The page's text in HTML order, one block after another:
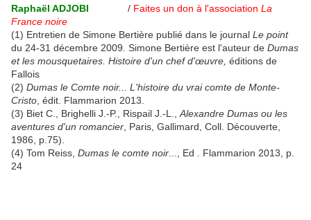
Raphaël ADJOBI / Faites un don à l'association La
France noire
(1) Entretien de Simone Bertière publié dans le journal Le point
du 24-31 décembre 2009. Simone Bertière est l'auteur de Dumas
et les mousquetaires. Histoire d'un chef d'œuvre, éditions de
Fallois
(2) Dumas le Comte noir... L'histoire du vrai comte de Monte-
Cristo , édit. Flammarion 2013.
(3) Biet C., Brighelli J.-P., Rispail J.-L., Alexandre Dumas ou les
aventures d'un romancier , Paris, Gallimard, Coll. Découverte,
1986, p.75).
(4) Tom Reiss, Dumas le comte noir ..., Ed . Flammarion 2013, p.
24